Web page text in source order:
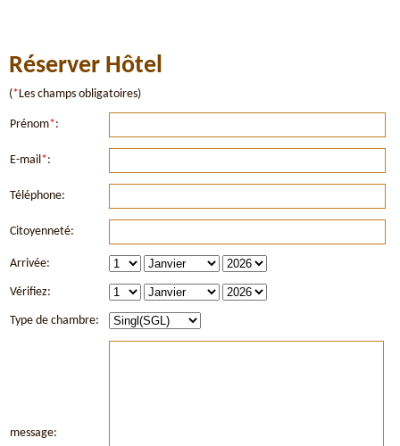
Réserver Hôtel
(*Les champs obligatoires)
Prénom*:
E-mail*:
Téléphone:
Citoyenneté:
Arrivée:
Vérifiez:
Type de chambre:
message: